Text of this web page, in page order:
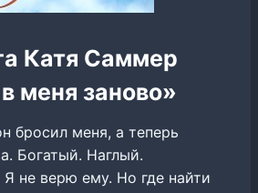
Катя Саммер
меня заново»
бросил меня, а теперь
Богатый. Наглый.
не верю ему. Но где найти